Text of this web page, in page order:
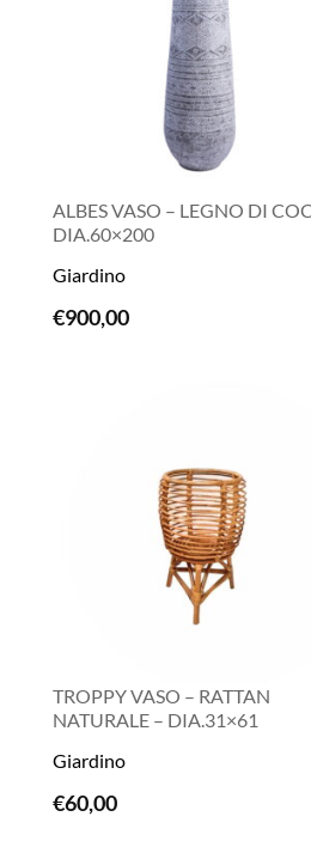
ALBES VASO – LEGNO DI
DIA.60×200
Giardino
€900,00
TROPPY VASO – RATTAN
NATURALE – DIA.31×61
Giardino
€60,00